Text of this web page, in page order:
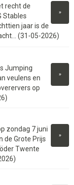
»
recht de
Stables
jaar is de
(31-05-2026)
»
Jumping
veulens en
op
»
zondag 7 juni
de Grote Prijs
Twente